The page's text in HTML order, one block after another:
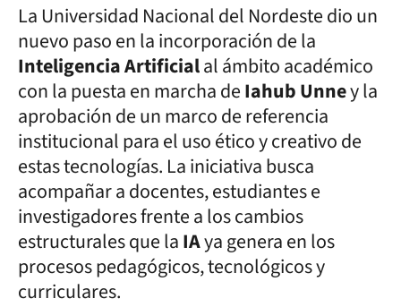
La Universidad Nacional del Nordeste dio un
nuevo paso en la incorporación de la
Inteligencia Artificialal ámbito académico
con la puesta en marcha deIahub Unney la
aprobación de un marco de referencia
institucional para el uso ético y creativo de
estas tecnologías. La iniciativa busca
acompañar a docentes, estudiantes e
investigadores frente a los cambios
estructurales que laIAya genera en los
procesos pedagógicos, tecnológicos y
curriculares.